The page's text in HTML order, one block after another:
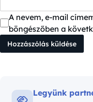
A nevem, e-mail
böngészőben a
Legyünk